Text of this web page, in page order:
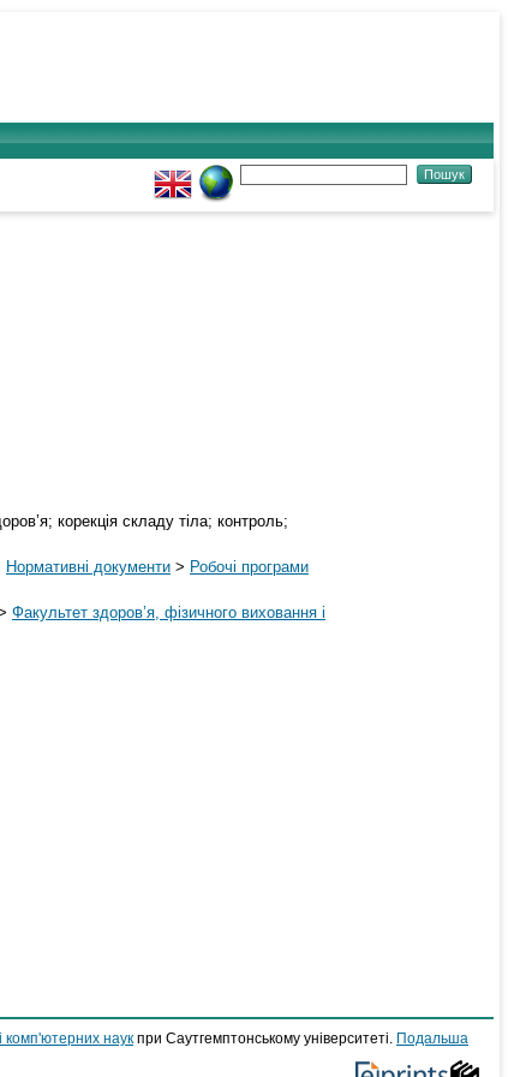
корекція складу тіла; контроль;
Нормативні документи > Робочі програми
Факультет здоров’я, фізичного виховання і
комп'ютерних наук при Саутгемптонському університеті.
Подальша